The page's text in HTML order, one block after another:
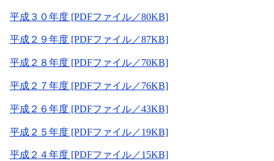
平成３０年度 [PDFファイル／80KB]
平成２９年度 [PDFファイル／87KB]
平成２８年度 [PDFファイル／70KB]
平成２７年度 [PDFファイル／76KB]
平成２６年度 [PDFファイル／43KB]
平成２５年度 [PDFファイル／19KB]
平成２４年度 [PDFファイル／15KB]